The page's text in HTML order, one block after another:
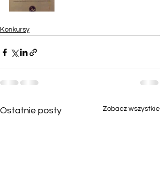
Konkursy
Ostatnie posty Zobacz wszystkie